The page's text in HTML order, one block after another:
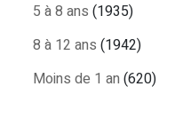
5 à 8 ans (1935)
8 à 12 ans (1942)
Moins de 1 an (620)